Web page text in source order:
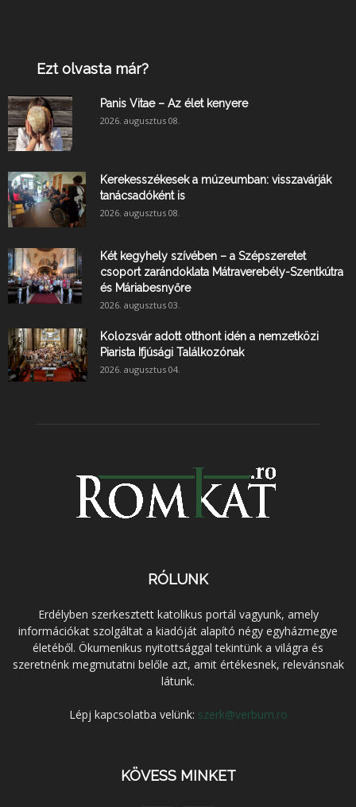
Ezt olvasta már?
Panis Vitae – Az élet kenyere
2026. augusztus 08.
Kerekesszékesek a múzeumban: visszavárják
tanácsadóként is
2026. augusztus 08.
Két kegyhely szívében – a Szépszeretet
csoport zarándoklata Mátraverebély-Szentkútra
és Máriabesnyőre
2026. augusztus 03.
Kolozsvár adott otthont idén a nemzetközi
Piarista Ifjúsági Találkozónak
2026. augusztus 04.
RÓLUNK
Erdélyben szerkesztett katolikus portál vagyunk, amely
információkat szolgáltat a kiadóját alapító négy egyházmegye
életéből. Ökumenikus nyitottsággal tekintünk a világra és
szeretnénk megmutatni belőle azt, amit értékesnek, relevánsnak
látunk.
Lépj kapcsolatba velünk: szerk@verbum.ro
KÖVESS MINKET